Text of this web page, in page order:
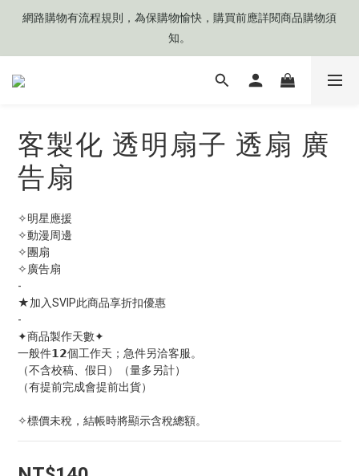
網路購物有流程規則，為保購物愉快，購買前應詳閱商品購物須
知。
網路購物有流程規則，為保購物愉快，購買前應詳閱商品購物須
知。
❤️目前來信平均'每次' 𝟯 (±𝟭)個工作天可收到回覆
🧡目前商品製作天數約 𝟳 ~ 𝟭𝟮 個工作天起
網路購物有流程規則，為保購物愉快，購買前應詳閱商品購物須
客製化 透明扇子 透扇 廣
告扇
✧明星應援
✧動漫周邊
✧團扇
✧廣告扇
-
★加入SVIP此商品享折扣優惠
-
✦商品製作天數✦
一般件𝟭𝟮個工作天；急件另洽客服。
（不含校稿、假日）（量多另計）
（有提前完成會提前出貨）
✧標價未稅，結帳時將顯示含稅總額。